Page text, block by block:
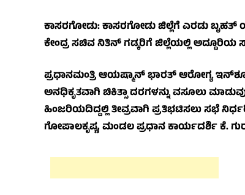
ಕಾಸರಗೋಡು: ಕಾಸರಗೋಡು ಜಿಲ್ಲೆಗೆ ಎರಡು
ಕೇಂದ್ರ ಸಚಿವ ನಿತಿನ್ ಗಡ್ಕರಿಗೆ ಜಿಲ್ಲೆಯಲ್ಲಿ
ಪ್ರಧಾನಮಂತ್ರಿ ಆಯಷ್ಮಾನ್ ಭಾರತ್ ಆರೋಗ್ಯ
ಅನಧಿಕೃತವಾಗಿ ಚಿಕಿತ್ಸಾ ದರಗಳನ್ನು ವಸೂಲು
ಹಿಂಜರಿಯದಿದ್ದಲ್ಲಿ ತೀವ್ರವಾಗಿ ಪ್ರತಿಭಟಿಸಲು ಸಭೆ
ಗೋಪಾಲಕೃಷ್ಣ, ಮಂಡಲ ಪ್ರಧಾನ ಕಾರ್ಯದರ್ಶಿ ಕೆ.